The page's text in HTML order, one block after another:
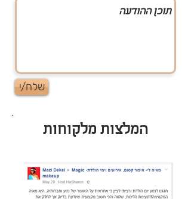
שלח/י
המלצות מלקוחות